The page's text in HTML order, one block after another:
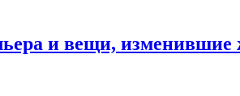
и вещи, изменившие